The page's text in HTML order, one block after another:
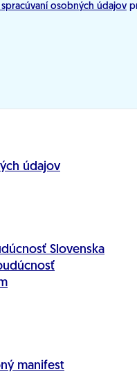
osobných údajov
údajov
Slovenska
manifest